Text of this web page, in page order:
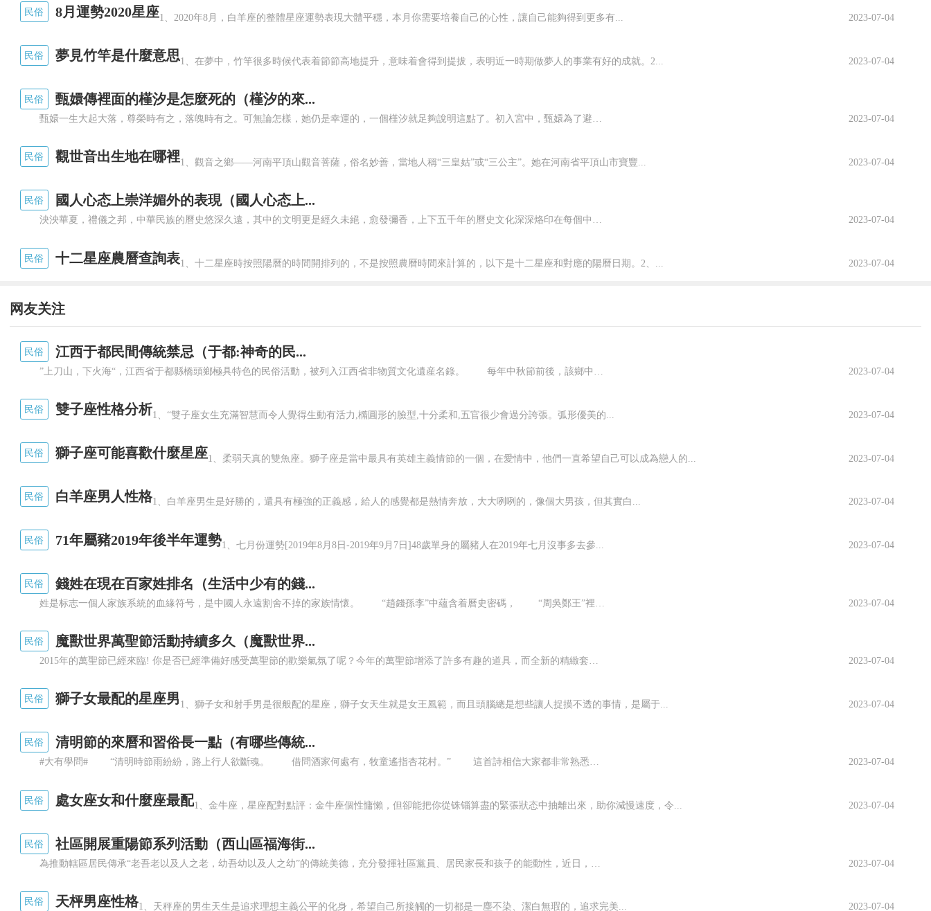
愛情鳥
愛情鳥
民俗 8月運勢2020星座1、2020年8月，白羊座的整體星座運勢表現大體平穩，本月你需要培養自己的心性，讓自己能夠得到更多有... 2023-07-04
民俗 夢見竹竿是什麼意思1、在夢中，竹竿很多時候代表着節節高地提升，意味着會得到提拔，表明近一時期做夢人的事業有好的成就。2... 2023-07-04
民俗 甄嬛傳裡面的槿汐是怎麼死的（槿汐的來...
2023-07-04
民俗 觀世音出生地在哪裡1、觀音之鄉——河南平頂山觀音菩薩，俗名妙善，當地人稱“三皇姑”或“三公主”。她在河南省平頂山市寶豐... 2023-07-04
民俗 國人心态上崇洋媚外的表現（國人心态上...
泱泱華夏，禮儀之邦，中華民族的曆史悠深久遠，其中的文明更是經久未絕，愈發彌香，上下五千年的曆史文化深深烙印在每個中華兒女的心上，情至深處無言辭，落于筆端即華章。 悠久的曆史文化成就了無數文人，亦造就了我們中華兒女的精神風骨，謙遜有禮，孝順至上，人情暖意……這些都是中華民族文化留給我們的不竭财富，是永垂不朽的文化底蘊。 然而，随着科學技術的日新月異... 2023-07-04
民俗 十二星座農曆查詢表1、十二星座時按照陽曆的時間開排列的，不是按照農曆時間來計算的，以下是十二星座和對應的陽曆日期。2、... 2023-07-04
网友关注
民俗 江西于都民間傳統禁忌（于都:神奇的民...
2023-07-04
民俗 雙子座性格分析1、“雙子座女生充滿智慧而令人覺得生動有活力,橢圓形的臉型,十分柔和,五官很少會過分誇張。弧形優美的... 2023-07-04
民俗 獅子座可能喜歡什麼星座1、柔弱天真的雙魚座。獅子座是當中最具有英雄主義情節的一個，在愛情中，他們一直希望自己可以成為戀人的... 2023-07-04
民俗 白羊座男人性格1、白羊座男生是好勝的，還具有極強的正義感，給人的感覺都是熱情奔放，大大咧咧的，像個大男孩，但其實白... 2023-07-04
民俗 71年屬豬2019年後半年運勢1、七月份運勢[2019年8月8日-2019年9月7日]48歲單身的屬豬人在2019年七月沒事多去參... 2023-07-04
民俗 錢姓在現在百家姓排名（生活中少有的錢...
2023-07-04
民俗 魔獸世界萬聖節活動持續多久（魔獸世界...
2023-07-04
民俗 獅子女最配的星座男1、獅子女和射手男是很般配的星座，獅子女天生就是女王風範，而且頭腦總是想些讓人捉摸不透的事情，是屬于... 2023-07-04
民俗 清明節的來曆和習俗長一點（有哪些傳統...
#大有學問# “清明時節雨紛紛，路上行人欲斷魂。 借問酒家何處有，牧童遙指杏花村。” 這首詩相信大家都非常熟悉，講的正是清明時節的場景。 遠在梁代，就有人記載：清明前兩天的寒食節，往往有“疾風甚雨”。若是趕上清明這天下雨，就有個專名“潑火雨”，而詩中用“紛紛”來形容那天的“潑火雨”，将凄迷和美麗的境界描寫得淋漓盡緻。 清明節是農曆二十... 2023-07-04
民俗 處女座女和什麼座最配1、金牛座，星座配對點評：金牛座個性慵懶，但卻能把你從铢锱算盡的緊張狀态中抽離出來，助你減慢速度，令... 2023-07-04
民俗 社區開展重陽節系列活動（西山區福海街...
2023-07-04
民俗 天枰男座性格1、天秤座的男生天生是追求理想主義公平的化身，希望自己所接觸的一切都是一塵不染、潔白無瑕的，追求完美... 2023-07-04